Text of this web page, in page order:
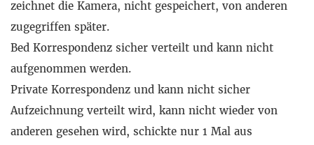
zeichnet die Kamera, nicht gespeichert, von anderen
zugegriffen später.
Bed Korrespondenz sicher verteilt und kann nicht
aufgenommen werden.
Private Korrespondenz und kann nicht sicher
Aufzeichnung verteilt wird, kann nicht wieder von
anderen gesehen wird, schickte nur 1 Mal aus